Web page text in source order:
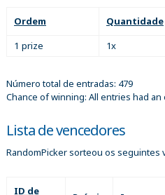
Ordem Quantidade
1 prize
1x
Número total de entradas: 479
Chance of winning: All entries had
Lista de vencedores
RandomPicker sorteou os seguintes
ID de